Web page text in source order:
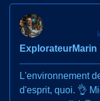
ExplorateurMarin
L'environnement
d'esprit, quoi. 👌